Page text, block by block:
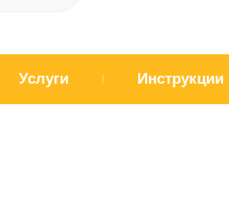
Услуги Инструкции